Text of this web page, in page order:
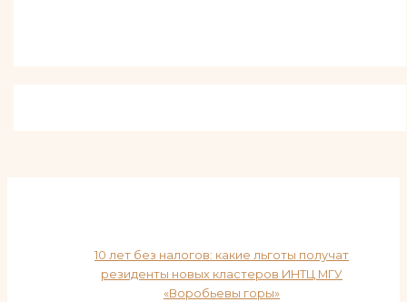
10 лет без налогов: какие льготы получат
резиденты новых кластеров ИНТЦ МГУ
«Воробьевы горы»